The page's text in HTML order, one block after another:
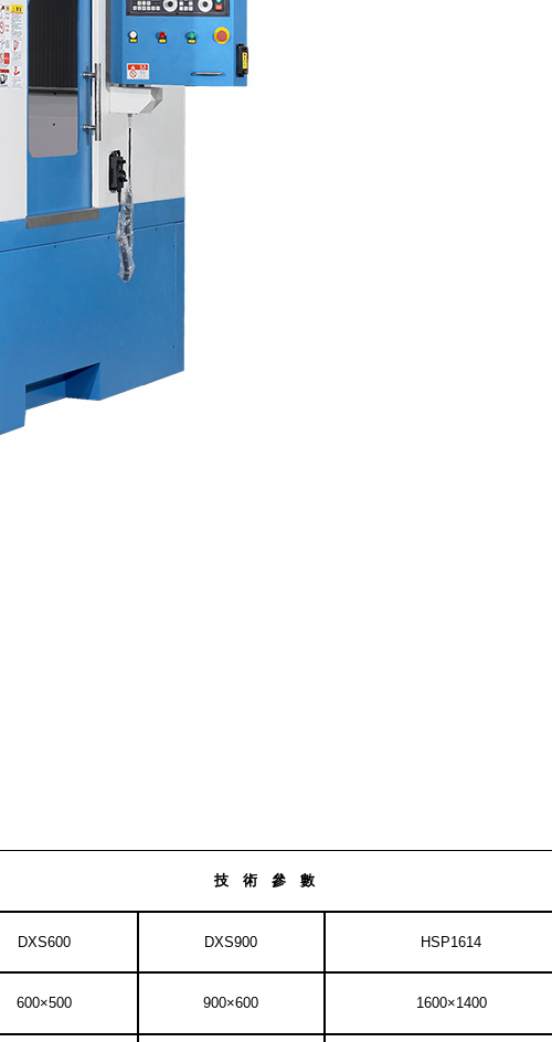
技 術 參 數
DXS600 DXS900 HS P1614
600×500 900×600 1600×1400